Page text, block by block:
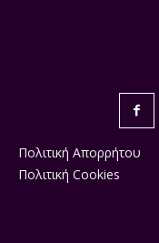
Πολιτική Απορρήτου
Πολιτική Cookies